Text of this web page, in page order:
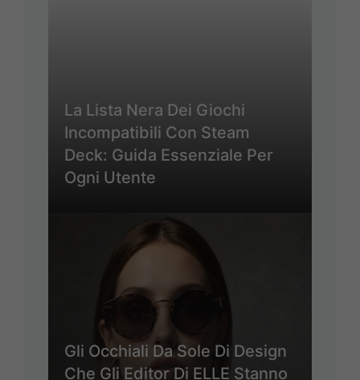
La Lista Nera Dei Giochi
Incompatibili Con Steam
Deck: Guida Essenziale Per
Ogni Utente
Gli Occhiali Da Sole Di Design
Che Gli Editor Di ELLE Stanno